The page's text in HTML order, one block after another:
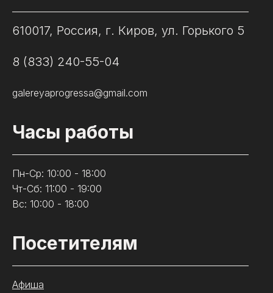
610017, Россия, г. Киров, ул. Горького 5
8 (833) 240-55-04
galereyaprogressa@gmail.com
Часы работы
Пн-Ср: 10:00 - 18:00
Чт-Сб: 11:00 - 19:00
Вс: 10:00 - 18:00
Посетителям
Афиша